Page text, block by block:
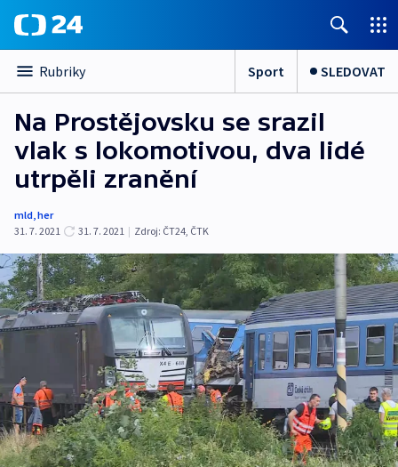
Rubriky Sport SLEDOVAT
Na Prostějovsku se srazil
vlak s lokomotivou, dva lidé
utrpěli zranění
mld,her
31. 7. 2021
31. 7. 2021 | Zdroj: ČT24, ČTK